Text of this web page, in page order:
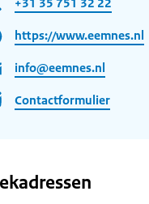
https://www.eemnes.nl
info@eemnes.nl
Contactformulier